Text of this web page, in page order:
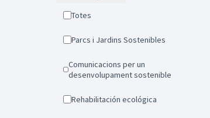
Totes
Parcs i Jardins Sostenibles
Comunicacions per un
desenvolupament sostenible
Rehabilitación ecológica